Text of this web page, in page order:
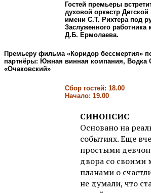
Гостей премьеры
духовой оркестр
имени С.Т. Рихтера под
Заслуженного работника
Д.Б. Ермолаева.
Премьеру фильма «Коридор бессмертия»
партнёры: Южная винная компания, Водка
«Очаковский»
Сбор гостей: 18.00
Начало: 19.00
СИНОПСИС
Основано на
событиях. Еще
простыми
двора со своими
планами о
не думали, что